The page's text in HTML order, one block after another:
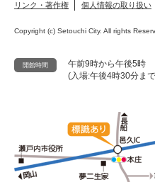
リンク・著作権 個人情報の取り扱い
Copyright (c) Setouchi City. All rights
開館時間
午前9時から午後5時
(入場:午後4時30分ま